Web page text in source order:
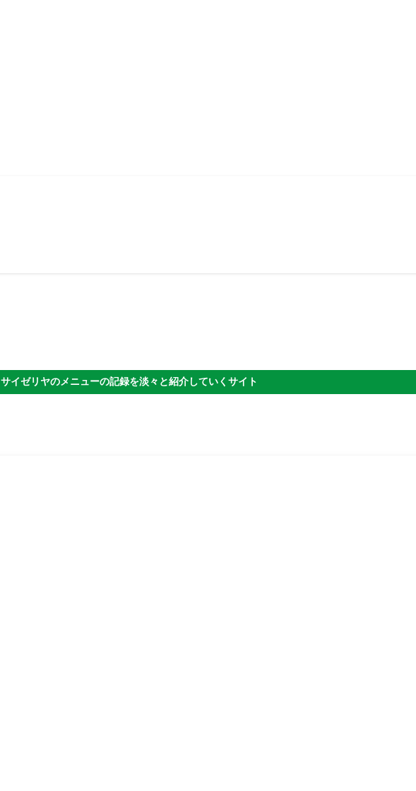
サイゼリヤのメニューの記録を淡々と紹介していくサイト